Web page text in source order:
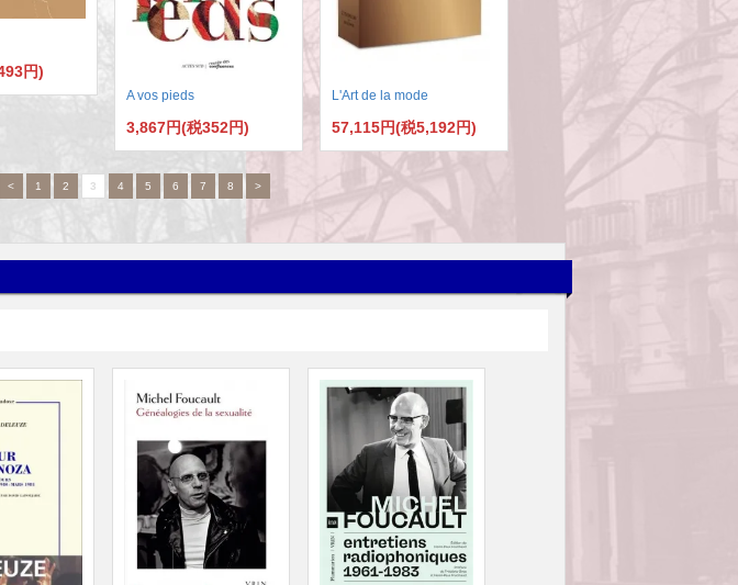
円)
A vos pieds
3,867円(税352円)
L'Art de la mode
57,115円(税5,192円)
< 1 2 3 4 5 6 7 8 >